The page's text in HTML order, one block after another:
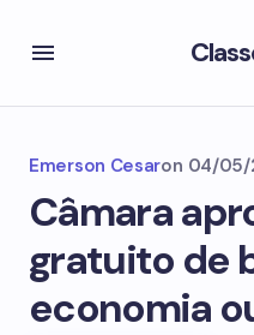
Emerson Cesaron 04/05/
Câmara
gratuito de
economia